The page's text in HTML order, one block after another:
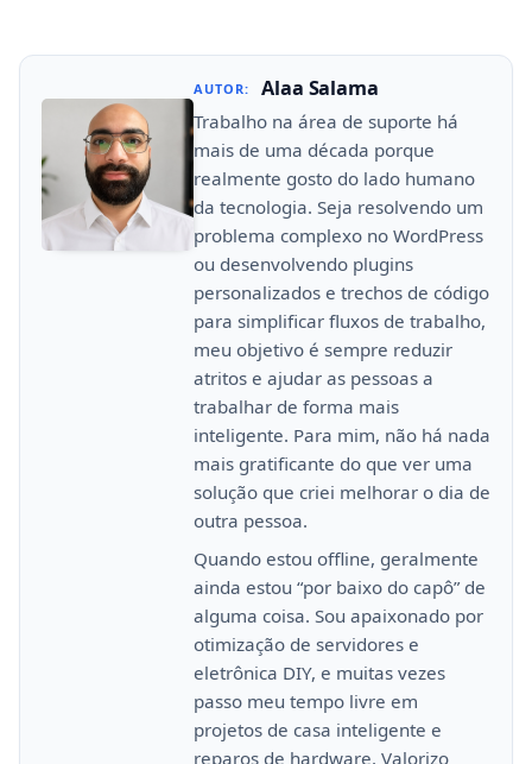
AUTOR: Alaa Salama
Trabalho na área de suporte há
mais de uma década porque
realmente gosto do lado humano
da tecnologia. Seja resolvendo um
problema complexo no WordPress
ou desenvolvendo plugins
personalizados e trechos de código
para simplificar fluxos de trabalho,
meu objetivo é sempre reduzir
atritos e ajudar as pessoas a
trabalhar de forma mais
inteligente. Para mim, não há nada
mais gratificante do que ver uma
solução que criei melhorar o dia de
outra pessoa.
Quando estou offline, geralmente
ainda estou “por baixo do capô” de
alguma coisa. Sou apaixonado por
otimização de servidores e
eletrônica DIY, e muitas vezes
passo meu tempo livre em
projetos de casa inteligente e
reparos de hardware. Valorizo